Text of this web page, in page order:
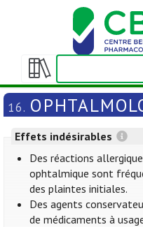
Afficher/masquer
la
table
matières
16.
Effets indésirables
Des réactions
ophtalmique sont
des plaintes initiales.
Des agents
de médicaments à